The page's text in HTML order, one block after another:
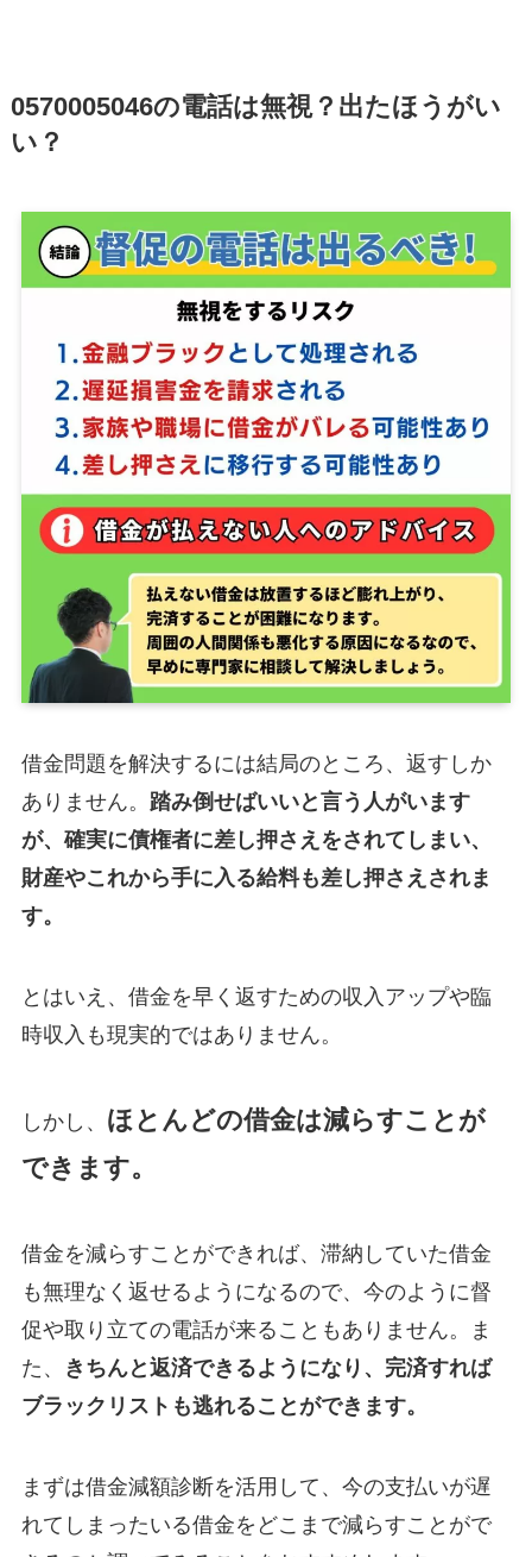
0570005046の電話は無視？出たほうがい
い？
借金問題を解決するには結局のところ、返すしか
ありません。 踏み倒せばいいと言う人がいます
が、確実に債権者に差し押さえをされてしまい、
財産やこれから手に入る給料も差し押さえされま
す。
とはいえ、借金を早く返すための収入アップや臨
時収入も現実的ではありません。
しかし、 ほとんどの借金は減らすことが
できます。
借金を減らすことができれば、滞納していた借金
も無理なく返せるようになるので、今のように督
促や取り立ての電話が来ることもありません。ま
た、
きちんと返済できるようになり、完済すれば
ブラックリストも逃れることができます。
まずは借金減額診断を活用して、今の支払いが遅
れてしまったいる借金をどこまで減らすことがで